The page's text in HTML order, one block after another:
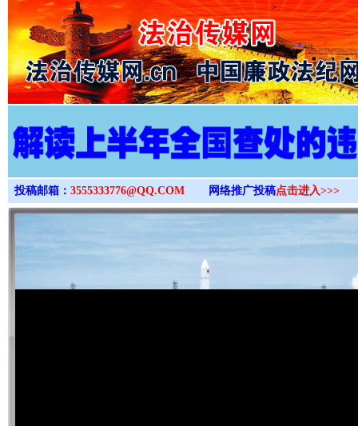
>
投稿邮箱： 3555333776@QQ.COM 网络推广投稿点击进入>>>